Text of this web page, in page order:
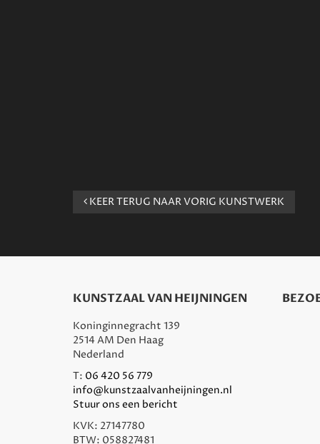
KEER TERUG NAAR VORIG KUNSTWERK
KUNSTZAAL VAN HEIJNINGEN
Koninginnegracht 139
2514 AM Den Haag
Nederland
T: 06 420 56 779
info@kunstzaalvanheijningen.nl
Stuur ons een bericht
KVK: 27147780
BTW: 058827481